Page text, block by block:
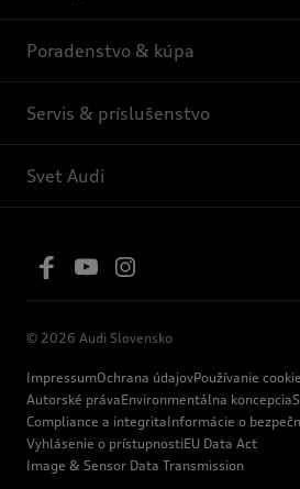
Poradenstvo & kúpa
Servis & príslušenstvo
Svet Audi
© 2026 Audi Slovensko
ImpressumOchrana údajovPoužívanie
Autorské právaEnvironmentálna koncepcia
Compliance a integritaInformácie o
Vyhlásenie o prístupnostiEU Data Act
Image & Sensor Data Transmission